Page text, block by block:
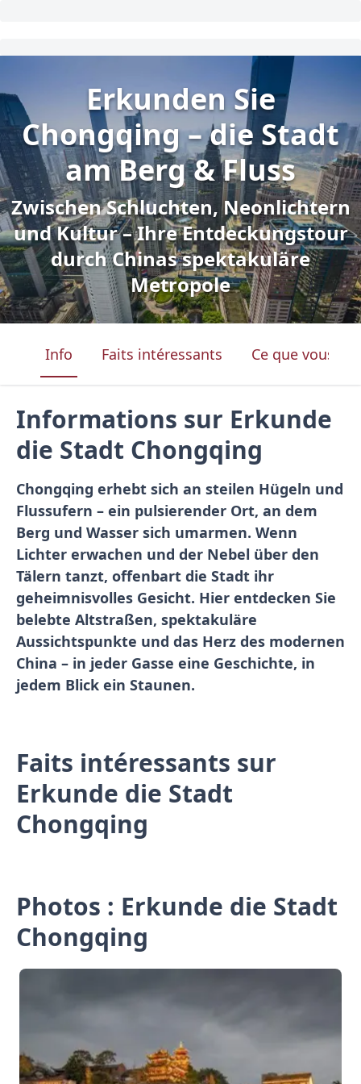
Erkunden Sie
Chongqing – die Stadt
am Berg & Fluss
Zwischen Schluchten, Neonlichtern
und Kultur – Ihre Entdeckungstour
durch Chinas spektakuläre
Metropole
Info Faits intéressants Ce que vous
Informations sur Erkunde
die Stadt Chongqing
Chongqing erhebt sich an steilen Hügeln und
Flussufern – ein pulsierender Ort, an dem
Berg und Wasser sich umarmen. Wenn
Lichter erwachen und der Nebel über den
Tälern tanzt, offenbart die Stadt ihr
geheimnisvolles Gesicht. Hier entdecken Sie
belebte Altstraßen, spektakuläre
Aussichtspunkte und das Herz des modernen
China – in jeder Gasse eine Geschichte, in
jedem Blick ein Staunen.
Faits intéressants sur
Erkunde die Stadt
Chongqing
Photos : Erkunde die Stadt
Chongqing